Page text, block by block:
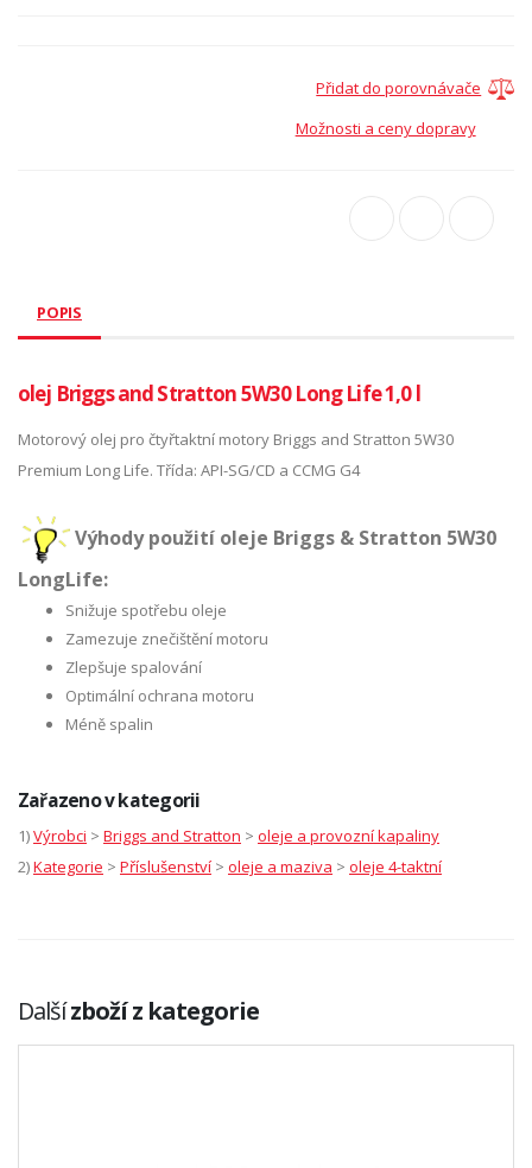
Přidat do porovnávače
Možnosti a ceny dopravy
POPIS
olej Briggs and Stratton 5W30 Long Life 1,0 l
Motorový olej pro čtyřtaktní motory Briggs and Stratton 5W30
Premium Long Life. Třída: API-SG/CD a CCMG G4
Výhody použití oleje Briggs & Stratton 5W30
LongLife:
Snižuje spotřebu oleje
Zamezuje znečištění motoru
Zlepšuje spalování
Optimální ochrana motoru
Méně spalin
Zařazeno v kategorii
1)Výrobci > Briggs and Stratton > oleje a provozní kapaliny
2)Kategorie > Příslušenství > oleje a maziva > oleje 4-taktní
Dalšízboží z kategorie